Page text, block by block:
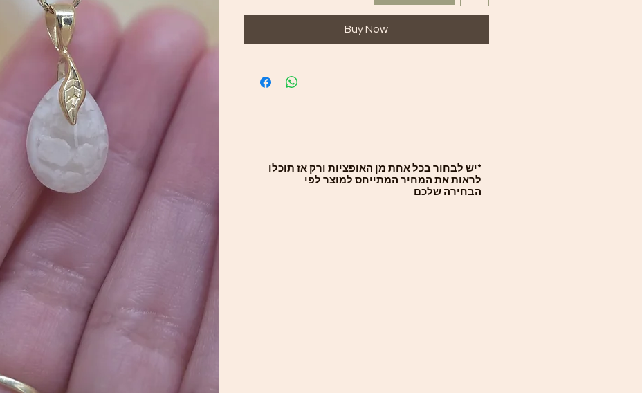
Buy Now
*יש לבחור בכל אחת מן האופציות ורק אז תוכלו
לראות את המחיר המתייחס למוצר לפי
הבחירה שלכם